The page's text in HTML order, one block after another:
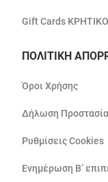
Gift Cards
ΠΟΛΙΤΙΚΗ
Όροι Χρήσης
Δήλωση
Ρυθμίσεις Cookies
Ενημέρωση Β’